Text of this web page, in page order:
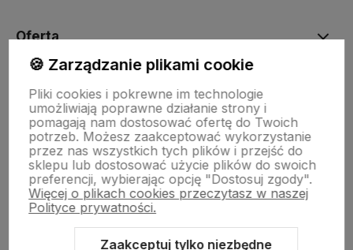
Oferta
Drewniane dekoracje
Kolorowe skarpetki
Informacje
🍪 Zarządzanie plikami cookie
Pliki cookies i pokrewne im technologie
umożliwiają poprawne działanie strony i
pomagają nam dostosować ofertę do Twoich
potrzeb. Możesz zaakceptować wykorzystanie
przez nas wszystkich tych plików i przejść do
sklepu lub dostosować użycie plików do swoich
preferencji, wybierając opcję "Dostosuj zgody".
Więcej o plikach cookies przeczytasz w naszej
Polityce prywatności.
Zaakceptuj tylko niezbędne